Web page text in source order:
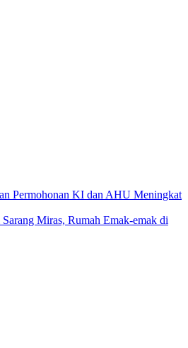
Permohonan KI dan AHU Meningkat
Miras, Rumah Emak-emak di